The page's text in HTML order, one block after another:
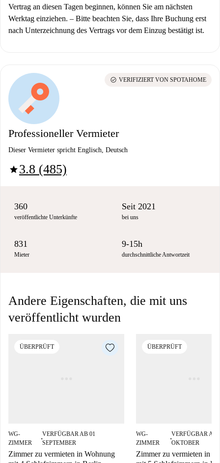
Vertrag an diesen Tagen beginnen, können Sie am nächsten
Werktag einziehen. – Bitte beachten Sie, dass Ihre Buchung erst
nach Unterzeichnung des Vertrags vor dem Einzug bestätigt ist.
Professioneller Vermieter
Dieser Vermieter spricht Englisch, Deutsch
star3.8 (485)
check_circle VERIFIZIERT VON SPOTAHOME
360
veröffentlichte Unterkünfte
Seit 2021
bei uns
831
Mieter
9-15h
durchschnittliche Antwortzeit
Andere Eigenschaften, die mit uns
veröffentlicht wurden
ÜBERPRÜFT
WG-
ZIMMER
■
VERFÜGBAR AB 01
SEPTEMBER
Zimmer zu vermieten in Wohnung
ÜBERPRÜFT
WG-
ZIMMER
■
VERFÜGBAR AB
OKTOBER
Zimmer zu vermieten in